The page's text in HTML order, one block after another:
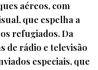
aéreos, com
que espelha a
refugiados. Da
de rádio e televisão
especiais, que